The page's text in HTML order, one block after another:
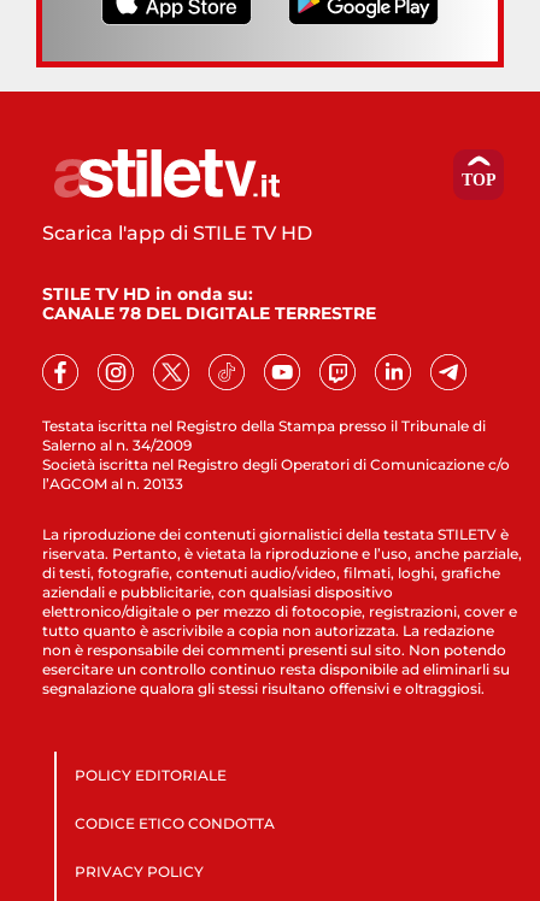
Testata iscritta nel Registro della Stampa presso il Tribunale di
Salerno al n. 34/2009
Società iscritta nel Registro degli Operatori di Comunicazione c/o
l’AGCOM al n. 20133
Scarica l'app di STILE TV HD
STILE TV HD in onda su:
CANALE 78 DEL DIGITALE TERRESTRE
La riproduzione dei contenuti giornalistici della testata STILETV è
riservata. Pertanto, è vietata la riproduzione e l’uso, anche parziale,
di testi, fotografie, contenuti audio/video, filmati, loghi, grafiche
aziendali e pubblicitarie, con qualsiasi dispositivo
elettronico/digitale o per mezzo di fotocopie, registrazioni, cover e
tutto quanto è ascrivibile a copia non autorizzata. La redazione
non è responsabile dei commenti presenti sul sito. Non potendo
esercitare un controllo continuo resta disponibile ad eliminarli su
segnalazione qualora gli stessi risultano offensivi e oltraggiosi.
POLICY EDITORIALE
CODICE ETICO CONDOTTA
PRIVACY POLICY